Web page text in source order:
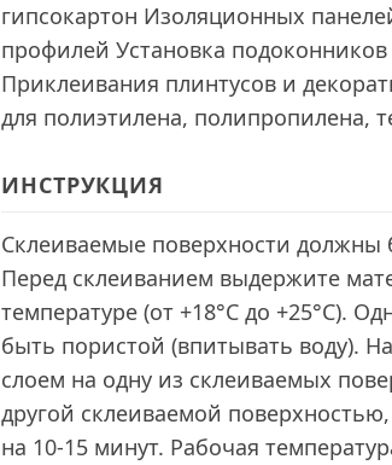
гипсокартон Изоляционных
профилей Установка
Приклеивания плинтусов и
для полиэтилена, полипропилена,
ИНСТРУКЦИЯ
Склеиваемые поверхности
Перед склеиванием выдержите
температуре (от +18°C до +25°C).
быть пористой (впитывать воду).
слоем на одну из склеиваемых
другой склеиваемой
на 10-15 минут. Рабочая